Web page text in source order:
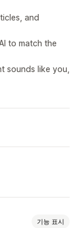
and
to match the
sounds like you,
기능 표시